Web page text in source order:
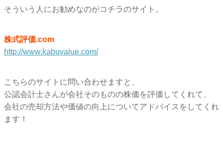
そういう人にお勧めなのがコチラのサイト。
株式評価.com
http://www.kabuvalue.com/
こちらのサイトに問い合わせますと、
公認会計士さんが会社そのものの株価を評価してくれて、
会社の売却方法や価値の向上についてアドバイスをしてくれ
ます！